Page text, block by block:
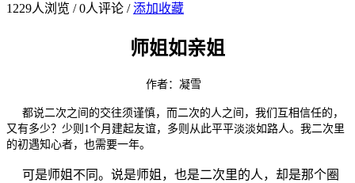
1229人浏览 /0人评论 /添加收藏
师姐如亲姐
作者：凝雪
都说二次之间的交往须谨慎，而二次的人之间，我们互相信任的，
又有多少？少则1个月建起友谊，多则从此平平淡淡如路人。我二次里
的初遇知心者，也需要一年。
可是师姐不同。说是师姐，也是二次里的人，却是那个圈